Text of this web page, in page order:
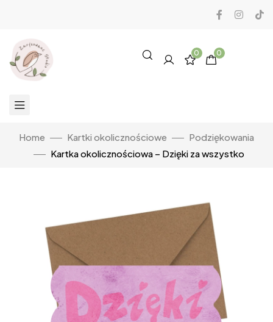
0 0
Home Kartki okolicznościowe
Podziękowania
Kartka okolicznościowa – Dzięki za wszystko